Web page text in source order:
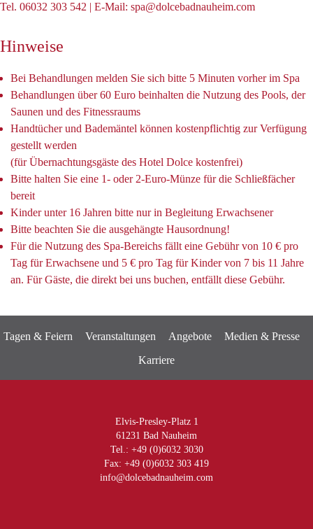
Tel. 06032 303 542 | E-Mail: spa@dolcebadnauheim.com
Hinweise
Bei Behandlungen melden Sie sich bitte 5 Minuten vorher im Spa
Behandlungen über 60 Euro beinhalten die Nutzung des Pools, der
Saunen und des Fitnessraums
Handtücher und Bademäntel können kostenpflichtig zur Verfügung
gestellt werden
(für Übernachtungsgäste des Hotel Dolce kostenfrei)
​Bitte halten Sie eine 1- oder 2-Euro-Münze für die Schließfächer
bereit
Kinder unter 16 Jahren bitte nur in Begleitung Erwachsener
Bitte beachten Sie die ausgehängte Hausordnung!
Für die Nutzung des Spa-Bereichs fällt eine Gebühr von 10 € pro
Tag für Erwachsene und 5 € pro Tag für Kinder von 7 bis 11 Jahre
an. Für Gäste, die direkt bei uns buchen, entfällt diese Gebühr.
Tagen & Feiern Veranstaltungen Angebote
Medien & Presse
Karriere
Elvis-Presley-Platz 1
61231 Bad Nauheim
Tel.: +49 (0)6032 3030
Fax: +49 (0)6032 303 419
info@dolcebadnauheim.com